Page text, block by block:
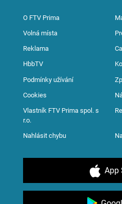
O FTV Prima
Volná místa
Reklama
HbbTV
Podmínky užívání
Cookies
Vlastník FTV Prima spol. s
r.o.
Nahlásit chybu
App